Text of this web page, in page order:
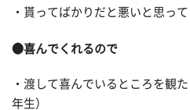
・貰ってばかりだと悪いと思っ
●喜んでくれるので
・渡して喜んでいるところを観
年生）